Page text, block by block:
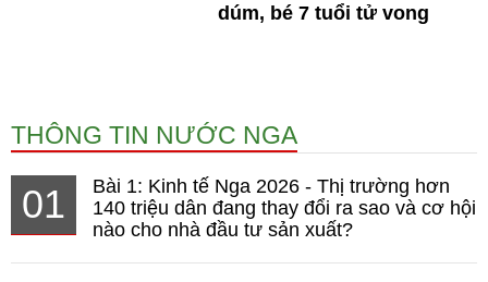
dúm, bé 7 tuổi tử vong
THÔNG TIN NƯỚC NGA
01
Bài 1: Kinh tế Nga 2026 - Thị trường hơn
140 triệu dân đang thay đổi ra sao và cơ hội
nào cho nhà đầu tư sản xuất?